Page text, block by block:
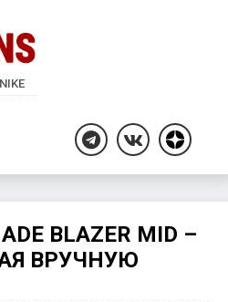
TelegramВКонтакте
Дзен
BLAZER MID –
ВРУЧНУЮ